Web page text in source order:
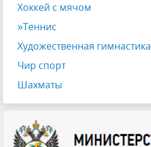
Хоккей с мячом
»Теннис
Художественная гимнастика
Чир спорт
Шахматы